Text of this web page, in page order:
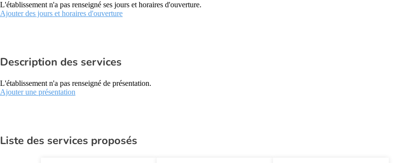
L'établissement n'a pas renseigné ses jours et horaires d'ouverture.
Ajouter des jours et horaires d'ouverture
Description des services
L'établissement n'a pas renseigné de présentation.
Ajouter une présentation
Liste des services proposés